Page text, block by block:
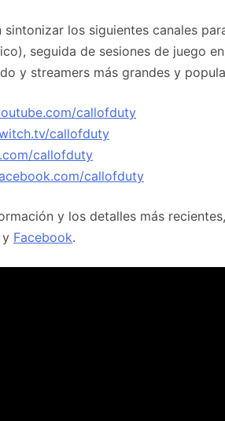
sintonizar los siguientes canales
seguida de sesiones de juego
y streamers más grandes y
callofduty
callofduty
callofduty
callofduty
y los detalles más
y Facebook.